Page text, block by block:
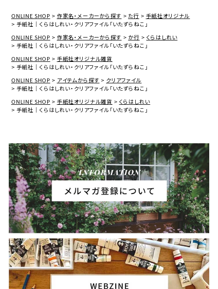
ONLINE SHOP 作家名・メーカーから探す た行
手紙社オリジナル
手紙社｜くらはしれい・クリアファイル「いたずらねこ」
ONLINE SHOP
作家名・メーカーから探す か行
くらはしれい
手紙社｜くらはしれい・クリアファイル「いたずらねこ」
ONLINE SHOP
手紙社オリジナル雑貨
手紙社｜くらはしれい・クリアファイル「いたずらねこ」
ONLINE SHOP
アイテムから探す
クリアファイル
手紙社｜くらはしれい・クリアファイル「いたずらねこ」
ONLINE SHOP
手紙社オリジナル雑貨
くらはしれい
手紙社｜くらはしれい・クリアファイル「いたずらねこ」